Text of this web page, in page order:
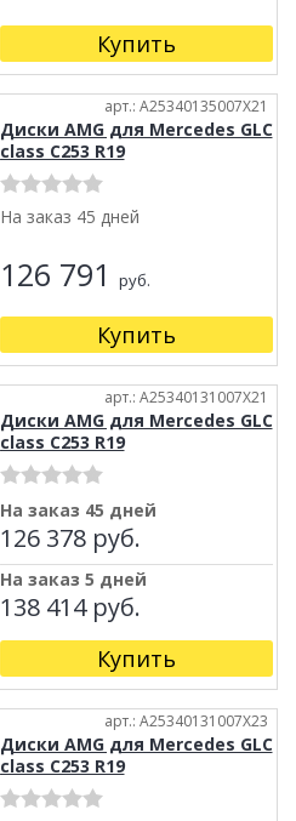
Купить
арт.: A25340135007X21
Диски AMG для Mercedes GLC
class C253 R19
На заказ 45 дней
126 791 руб.
Купить
арт.: A25340131007X21
Диски AMG для Mercedes GLC
class C253 R19
На заказ 45 дней
126 378 руб.
На заказ 5 дней
138 414 руб.
Купить
арт.: A25340131007X23
Диски AMG для Mercedes GLC
class C253 R19